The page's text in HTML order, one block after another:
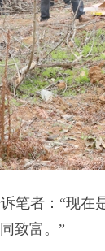
笔者：“现在
致富。”